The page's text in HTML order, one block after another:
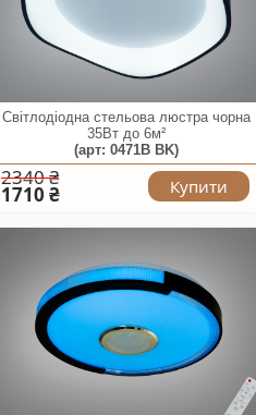
Світлодіодна стельова люстра чорна
35Вт до 6м²
(арт: 0471B BK)
2340 ₴
1710 ₴ Купити